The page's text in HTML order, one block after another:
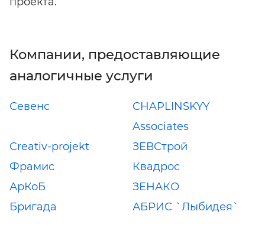
Компании, предоставляющие
аналогичные услуги
Севенс
CHAPLINSKYY
Associates
Creativ-projekt
ЗЕВСтрой
Фрамис
Квадрос
АрКоБ
ЗЕНАКО
Бригада
АБРИС `Лыбидея`